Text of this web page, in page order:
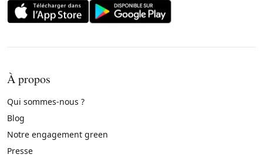
À propos
Qui sommes-nous ?
Blog
Notre engagement green
Presse